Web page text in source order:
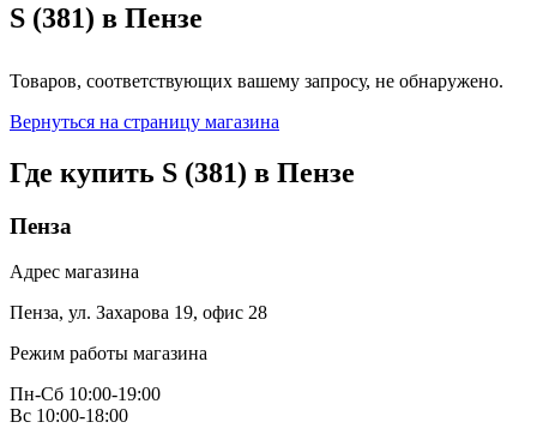
S (381) в Пензе
Товаров, соответствующих вашему запросу, не обнаружено.
Вернуться на страницу магазина
Где купить S (381) в Пензе
Пенза
Адрес магазина
Пенза, ул. Захарова 19, офис 28
Режим работы магазина
Пн-Сб 10:00-19:00
Вс 10:00-18:00